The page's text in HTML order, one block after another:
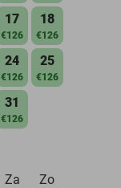
17
€126
18
€126
24
€126
25
€126
31
€126
Za Zo